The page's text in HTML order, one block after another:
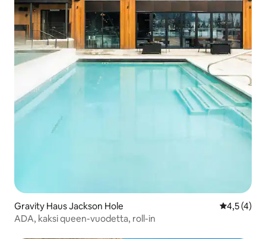
Gravity Haus Jackson Hole
4,5 (4)
ADA, kaksi queen-vuodetta, roll-in